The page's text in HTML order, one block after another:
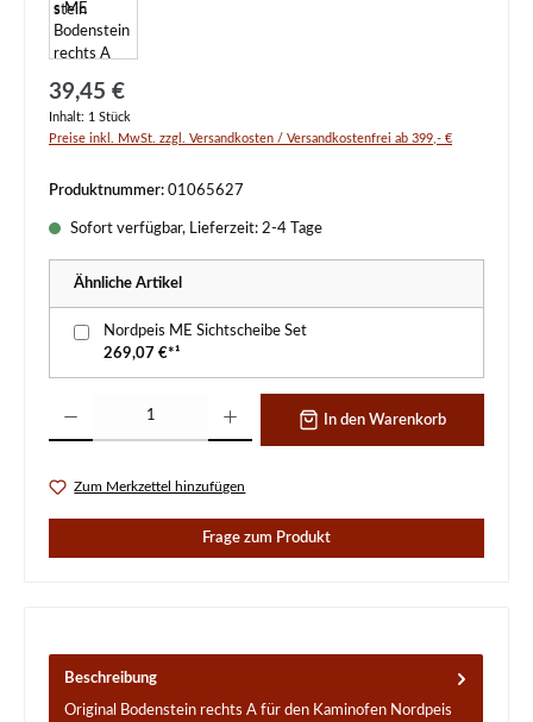
Regulärer Preis:
39,45 €
Inhalt: 1 Stück
Preise inkl. MwSt. zzgl. Versandkosten / Versandkostenfrei ab 399,- €
Produktnummer: 01065627
Sofort verfügbar, Lieferzeit: 2-4 Tage
Ähnliche Artikel
Nordpeis ME Sichtscheibe Set
269,07 €*¹
In den Warenkorb
Zum Merkzettel hinzufügen
Frage zum Produkt
Beschreibung
Original Bodenstein rechts A für den Kaminofen Nordpeis